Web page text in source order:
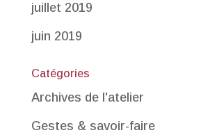
juillet 2019
juin 2019
Catégories
Archives de l'atelier
Gestes & savoir-faire